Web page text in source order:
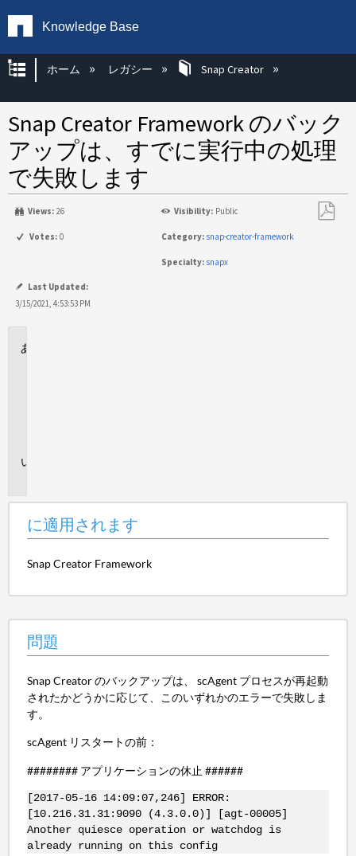
Knowledge Base
グローバル階層を展開/折りたたむ
ホーム レガシー Snap Creator
Snap Creator Framework のバック
アップは、すでに実行中の処理
で失敗します
Views: 26 Visibility: Public
Votes: 0 Category: snap-creator-framework
Specialty: snapx
Last Updated:
3/15/2021, 4:53:53 PM
に適用されます
Snap Creator Framework
問題
Snap Creator のバックアップは、 scAgent プロセスが再起動
されたかどうかに応じて、このいずれかのエラーで失敗しま
す。
scAgent リスタートの前：
######## アプリケーションの休止 ######
[2017-05-16 14:09:07,246] ERROR:
[10.216.31.31:9090 (4.3.0.0)] [agt-00005]
Another quiesce operation or watchdog is
already running on this config